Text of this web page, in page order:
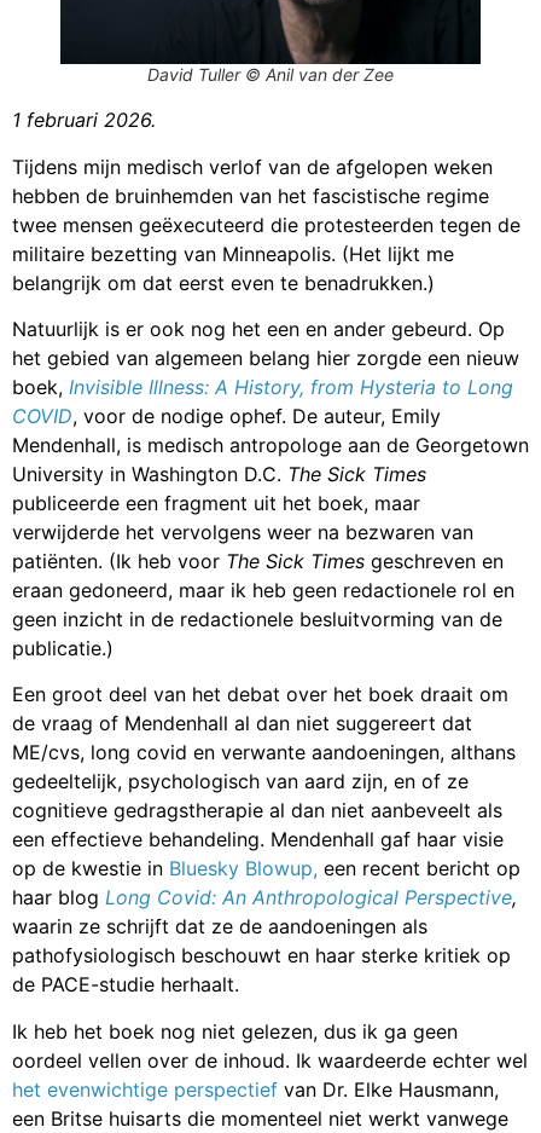
David Tuller © Anil van der Zee
1 februari 2026.
Tijdens mijn medisch verlof van de afgelopen weken
hebben de bruinhemden van het fascistische regime
twee mensen geëxecuteerd die protesteerden tegen de
militaire bezetting van Minneapolis. (Het lijkt me
belangrijk om dat eerst even te benadrukken.)
Natuurlijk is er ook nog het een en ander gebeurd. Op
het gebied van algemeen belang hier zorgde een nieuw
boek, Invisible Illness: A History, from Hysteria to Long
COVID, voor de nodige ophef. De auteur, Emily
Mendenhall, is medisch antropologe aan de Georgetown
University in Washington D.C. The Sick Times
publiceerde een fragment uit het boek, maar
verwijderde het vervolgens weer na bezwaren van
patiënten. (Ik heb voor The Sick Times geschreven en
eraan gedoneerd, maar ik heb geen redactionele rol en
geen inzicht in de redactionele besluitvorming van de
publicatie.)
Een groot deel van het debat over het boek draait om
de vraag of Mendenhall al dan niet suggereert dat
ME/cvs, long covid en verwante aandoeningen, althans
gedeeltelijk, psychologisch van aard zijn, en of ze
cognitieve gedragstherapie al dan niet aanbeveelt als
een effectieve behandeling. Mendenhall gaf haar visie
op de kwestie in Bluesky Blowup, een recent bericht op
haar blog Long Covid: An Anthropological Perspective,
waarin ze schrijft dat ze de aandoeningen als
pathofysiologisch beschouwt en haar sterke kritiek op
de PACE-studie herhaalt.
Ik heb het boek nog niet gelezen, dus ik ga geen
oordeel vellen over de inhoud. Ik waardeerde echter wel
het evenwichtige perspectief van Dr. Elke Hausmann,
een Britse huisarts die momenteel niet werkt vanwege